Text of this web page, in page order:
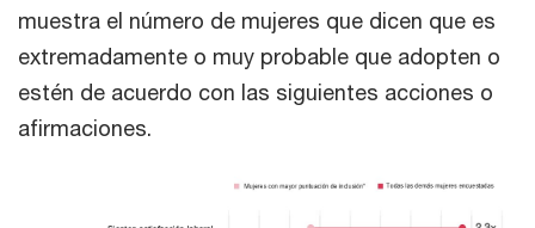
muestra el número de mujeres que dicen que es
extremadamente o muy probable que adopten o
estén de acuerdo con las siguientes acciones o
afirmaciones.